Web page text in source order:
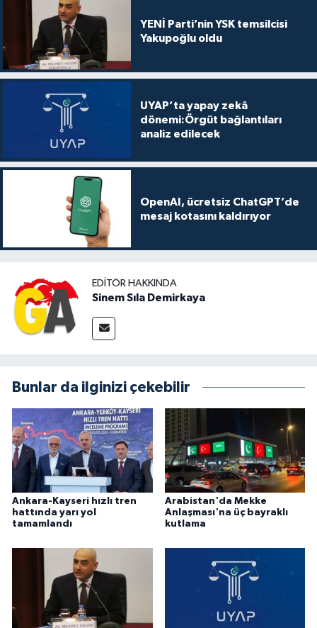
YENİ Parti’nin YSK temsilcisi
Yakupoğlu oldu
UYAP’ta yapay zekâ
dönemi:Örgüt bağlantıları
analiz edilecek
OpenAI, ücretsiz ChatGPT’de
mesaj kotasını kaldırıyor
EDITÖR HAKKINDA
Sinem Sıla Demirkaya
Bunlar da ilginizi çekebilir
Ankara-Kayseri hızlı tren
hattında yarı yol
tamamlandı
Arabistan'da Mekke
Anlaşması'na üç bayraklı
kutlama